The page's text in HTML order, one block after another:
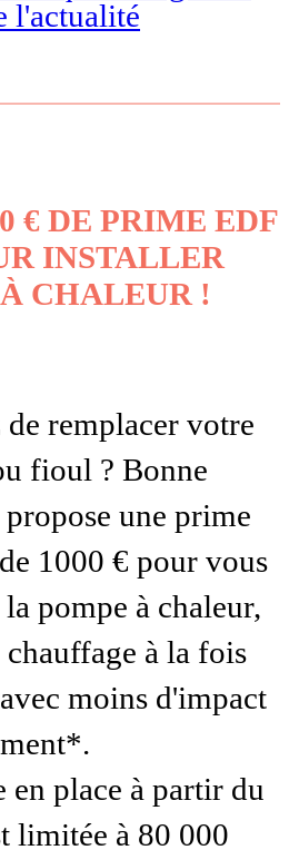
l'actualité
€ DE PRIME EDF
INSTALLER
CHALEUR !
de remplacer votre
fioul ? Bonne
une prime
1000 € pour vous
la pompe à chaleur,
à la fois
moins d'impact
en place à partir du
limitée à 80 000